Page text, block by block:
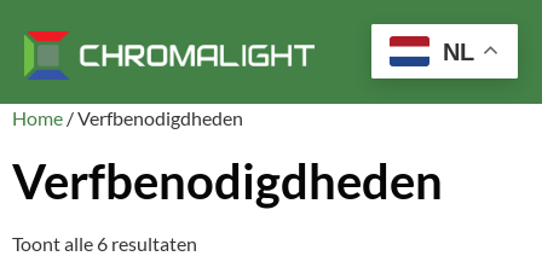
Home / Verfbenodigdheden
Verfbenodigdheden
Toont alle 6 resultaten
NL